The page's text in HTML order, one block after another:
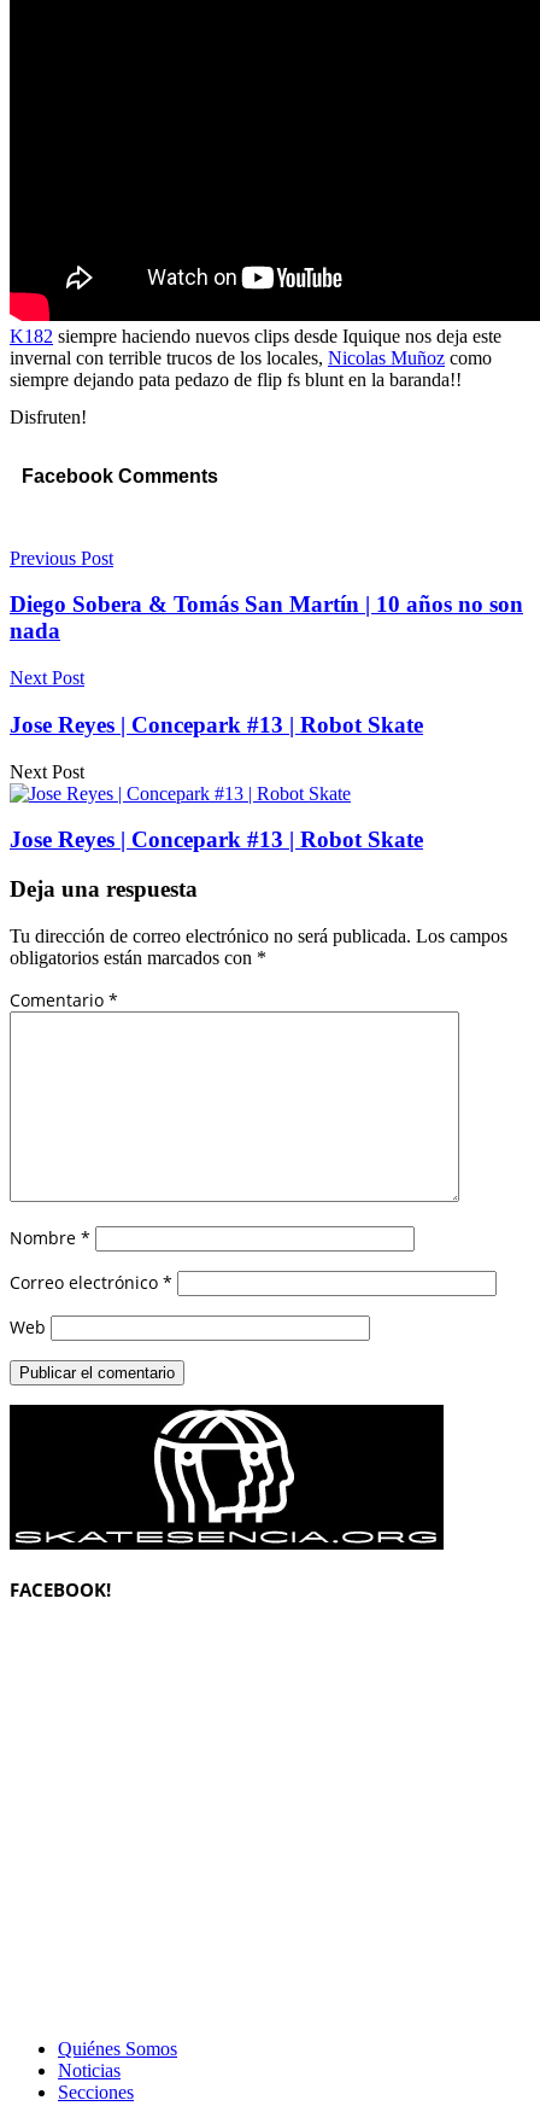
K182 siempre haciendo nuevos clips desde Iquique nos deja este
invernal con terrible trucos de los locales, Nicolas Muñoz como
siempre dejando pata pedazo de flip fs blunt en la baranda!!
Disfruten!
Facebook Comments
Previous Post
Diego Sobera & Tomás San Martín | 10 años no son
nada
Next Post
Jose Reyes | Concepark #13 | Robot Skate
Next Post
Jose Reyes | Concepark #13 | Robot Skate
Deja una respuesta
Tu dirección de correo electrónico no será publicada. Los campos
obligatorios están marcados con *
Comentario *
Nombre *
Correo electrónico *
Web
FACEBOOK!
Quiénes Somos
Noticias
Secciones